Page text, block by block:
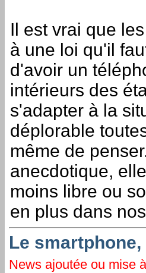
Il est vrai que
à une loi qu'il
d'avoir un
intérieurs des
s'adapter à la
déplorable
même de
anecdotique,
moins libre ou
en plus dans
Le
News ajoutée ou mise